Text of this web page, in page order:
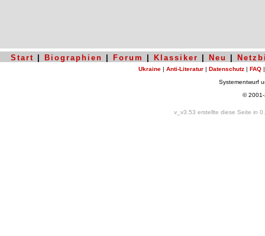
Start Biographien Forum Klassiker Neu
Ukraine | Anti-Literatur | Datenschutz | FAQ
Systementwurf
©
v_v3.53 erstellte diese Seite in